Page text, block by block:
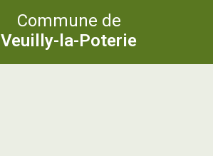
Commune de
Veuilly-la-Poterie